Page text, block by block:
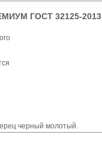
ГОСТ 32125-2013
черный молотый.